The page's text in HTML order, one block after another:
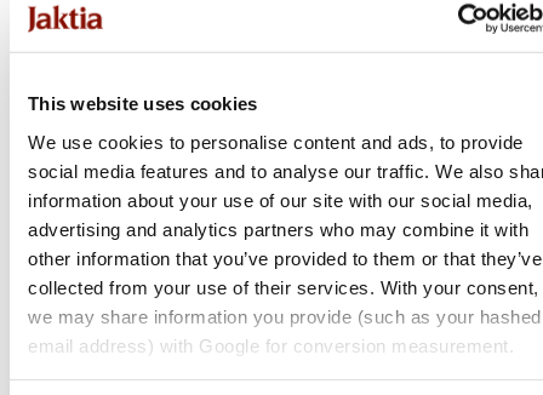
This website uses cookies
We use cookies to personalise content and ads, to provide
social media features and to analyse our traffic. We also
information about your use of our site with our social media,
advertising and analytics partners who may combine it with
other information that you’ve provided to them or that they’ve
collected from your use of their services. With your consent,
we may share information you provide (such as your hashed
email address) with Google for conversion measurement.
Accessoarer
Underställ
Byxor & Shorts
Noss Rain Trs | Herr |
Chevalier
Stratus Rain Pants | Dark